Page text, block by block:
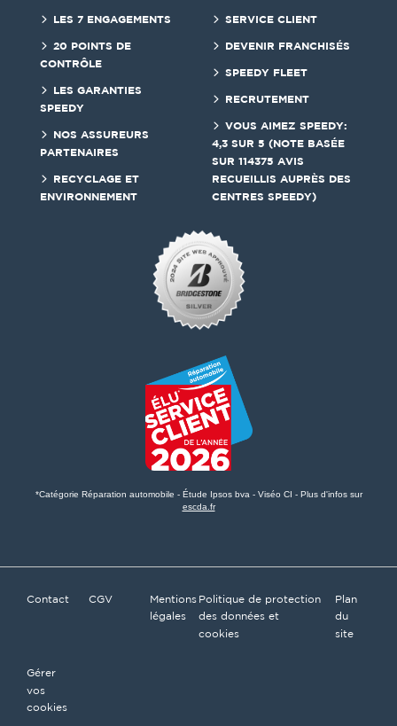
LES 7 ENGAGEMENTS
20 POINTS DE
CONTRÔLE
LES GARANTIES
SPEEDY
NOS ASSUREURS
PARTENAIRES
RECYCLAGE ET
ENVIRONNEMENT
SERVICE CLIENT
DEVENIR FRANCHISÉS
SPEEDY FLEET
RECRUTEMENT
VOUS AIMEZ SPEEDY:
4,3 SUR 5 (NOTE BASÉE
SUR 114375 AVIS
RECUEILLIS AUPRÈS DES
CENTRES SPEEDY)
*Catégorie Réparation automobile - Étude Ipsos bva - Viséo CI - Plus d'infos sur
escda.fr
Contact CGV
Mentions
légales
Politique de protection
des données et
cookies
Plan
du
site
Gérer
vos
cookies